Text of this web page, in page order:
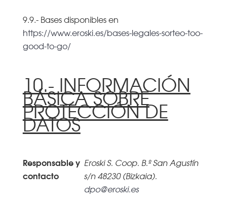
9.9.- Bases disponibles en
https://www.eroski.es/bases-legales-sorteo-too-
good-to-go/
10.- INFORMACIÓN
BÁSICA SOBRE
PROTECCIÓN DE
DATOS
Responsable y
contacto
Eroski S. Coop. B.º San Agustín
s/n 48230 (Bizkaia).
dpo@eroski.es